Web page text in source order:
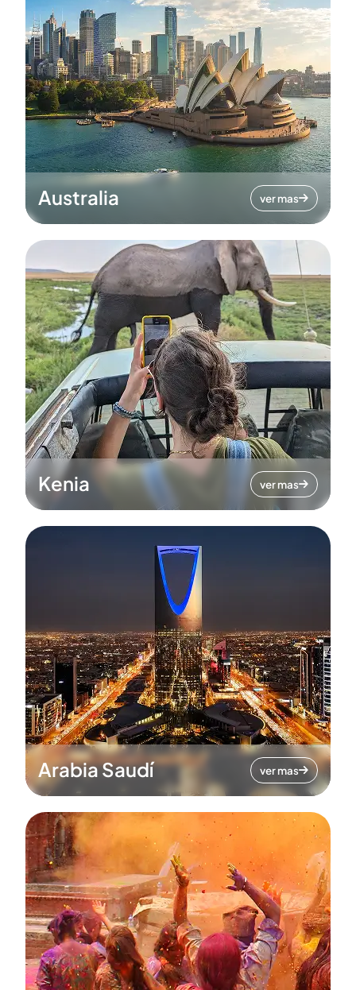
Australia ver mas
Kenia ver mas
Arabia Saudí ver mas